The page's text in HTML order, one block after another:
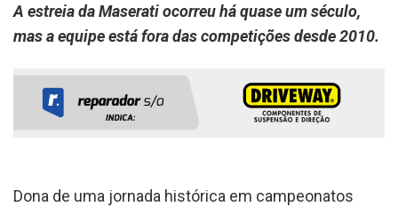
A estreia da Maserati ocorreu há quase um século,
mas a equipe está fora das competições desde 2010.
Dona de uma jornada histórica em campeonatos